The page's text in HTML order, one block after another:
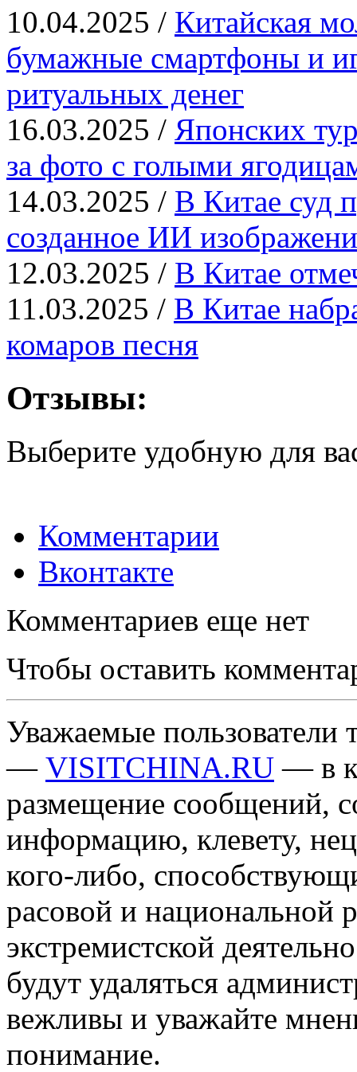
10.04.2025 / Китайская
бумажные смартфоны и
ритуальных денег
16.03.2025 / Японских
за фото с голыми
14.03.2025 / В Китае суд
созданное ИИ
12.03.2025 / В Китае
11.03.2025 / В Китае
комаров песня
Отзывы:
Выберите удобную для
Комментарии
Вконтакте
Комментариев еще нет
Чтобы оставить
Уважаемые пользователи
— VISITCHINA.RU — в
размещение сообщений,
информацию, клевету,
кого-либо,
расовой и национальной
экстремистской
будут удаляться
вежливы и уважайте
понимание.